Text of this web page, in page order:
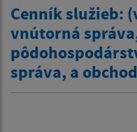
Cenník služieb:
vnútorná
správa, a